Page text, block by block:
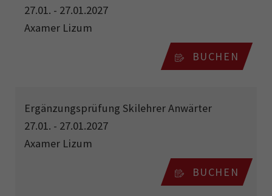
27.01. - 27.01.2027
Axamer Lizum
BUCHEN
Ergänzungsprüfung Skilehrer Anwärter
27.01. - 27.01.2027
Axamer Lizum
BUCHEN